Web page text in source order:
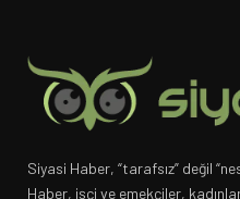
Siyasi Haber, “tarafsız” değil
Haber, işçi ve emekçiler,